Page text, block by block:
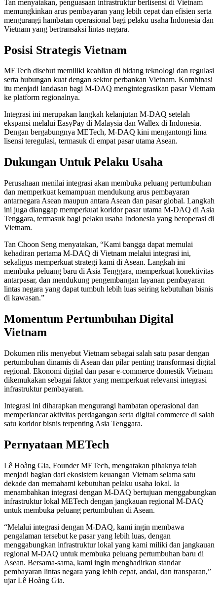
Tan menyatakan, penguasaan infrastruktur berlisensi di Vietnam
memungkinkan arus pembayaran yang lebih cepat dan efisien serta
mengurangi hambatan operasional bagi pelaku usaha Indonesia dan
Vietnam yang bertransaksi lintas negara.
Posisi Strategis Vietnam
METech disebut memiliki keahlian di bidang teknologi dan regulasi
serta hubungan kuat dengan sektor perbankan Vietnam. Kombinasi
itu menjadi landasan bagi M-DAQ mengintegrasikan pasar Vietnam
ke platform regionalnya.
Integrasi ini merupakan langkah kelanjutan M-DAQ setelah
ekspansi melalui EasyPay di Malaysia dan Wallex di Indonesia.
Dengan bergabungnya METech, M-DAQ kini mengantongi lima
lisensi teregulasi, termasuk di empat pasar utama Asean.
Dukungan Untuk Pelaku Usaha
Perusahaan menilai integrasi akan membuka peluang pertumbuhan
dan memperkuat kemampuan mendukung arus pembayaran
antarnegara Asean maupun antara Asean dan pasar global. Langkah
ini juga dianggap memperkuat koridor pasar utama M-DAQ di Asia
Tenggara, termasuk bagi pelaku usaha Indonesia yang beroperasi di
Vietnam.
Tan Choon Seng menyatakan, “Kami bangga dapat memulai
kehadiran pertama M-DAQ di Vietnam melalui integrasi ini,
sekaligus memperkuat strategi kami di Asean. Langkah ini
membuka peluang baru di Asia Tenggara, memperkuat konektivitas
antarpasar, dan mendukung pengembangan layanan pembayaran
lintas negara yang dapat tumbuh lebih luas seiring kebutuhan bisnis
di kawasan.”
Momentum Pertumbuhan Digital
Vietnam
Dokumen rilis menyebut Vietnam sebagai salah satu pasar dengan
pertumbuhan dinamis di Asean dan pilar penting transformasi digital
regional. Ekonomi digital dan pasar e-commerce domestik Vietnam
dikemukakan sebagai faktor yang memperkuat relevansi integrasi
infrastruktur pembayaran.
Integrasi ini diharapkan mengurangi hambatan operasional dan
memperlancar aktivitas perdagangan serta digital commerce di salah
satu koridor bisnis terpenting Asia Tenggara.
Pernyataan METech
Lê Hoàng Gia, Founder METech, mengatakan pihaknya telah
menjadi bagian dari ekosistem keuangan Vietnam selama satu
dekade dan memahami kebutuhan pelaku usaha lokal. Ia
menambahkan integrasi dengan M-DAQ bertujuan menggabungkan
infrastruktur lokal METech dengan jangkauan regional M-DAQ
untuk membuka peluang pertumbuhan di Asean.
“Melalui integrasi dengan M-DAQ, kami ingin membawa
pengalaman tersebut ke pasar yang lebih luas, dengan
menggabungkan infrastruktur lokal yang kami miliki dan jangkauan
regional M-DAQ untuk membuka peluang pertumbuhan baru di
Asean. Bersama-sama, kami ingin menghadirkan standar
pembayaran lintas negara yang lebih cepat, andal, dan transparan,”
ujar Lê Hoàng Gia.